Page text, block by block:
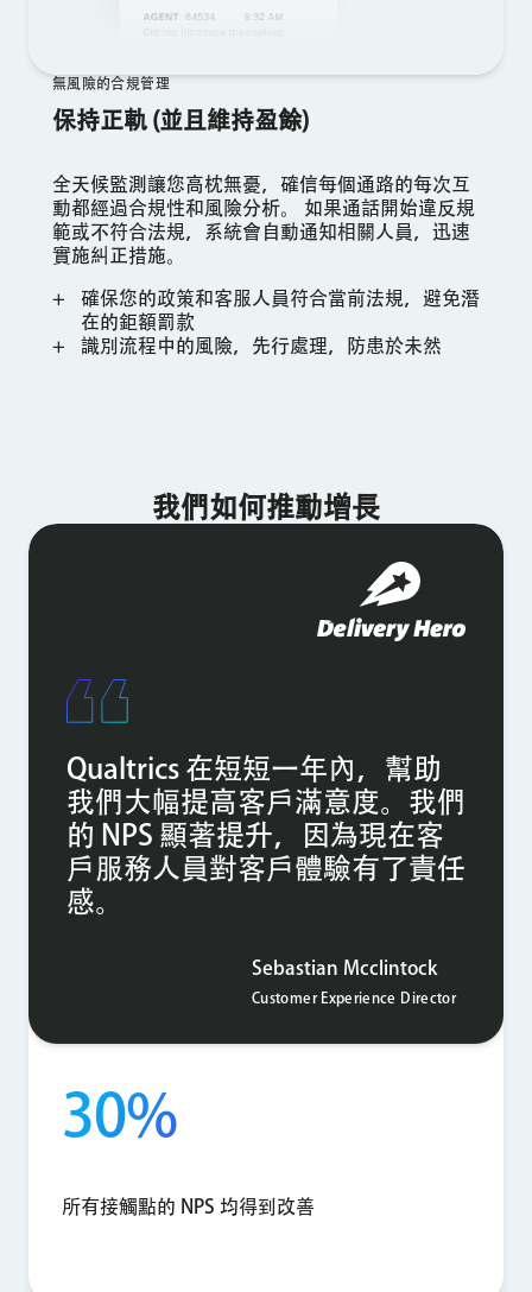
無風險的合規管理
保持正軌 (並且維持盈餘)
全天候監測讓您高枕無憂，確信每個通路的每次互
動都經過合規性和風險分析。 如果通話開始違反規
範或不符合法規，系統會自動通知相關人員，迅速
實施糾正措施。
確保您的政策和客服人員符合當前法規，避免潛
在的鉅額罰款
識別流程中的風險，先行處理，防患於未然
我們如何推動增長
Qualtrics 在短短一年內，幫助
我們大幅提高客戶滿意度。我們
的 NPS 顯著提升，因為現在客
戶服務人員對客戶體驗有了責任
感。
Sebastian Mcclintock
Customer Experience Director
30%
所有接觸點的 NPS 均得到改善